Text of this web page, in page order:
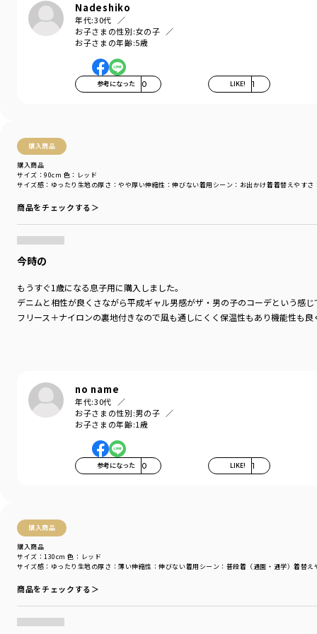
Nadeshiko
年代:30代
お子さまの性別:女の子
お子さまの年齢:5歳
参考になった 0 LIKE! 1
購入商品
購入商品
サイズ感 ：ゆったり 生地の厚さ ：やや厚い伸縮性 ：伸びない着用シーン ：お出かけ着着替えやすさ
サイズ：90cm 色：レッド
商品をチェックする＞
今時の
もうすぐ1歳になる息子用に購入しました。
デニムと相性が良くさながら平成ギャル男感がザ・男の子のコーデという感
フリース＋ナイロンの裏地付きなので風も通しにくく保温性もあり機能性も
no name
年代:30代
お子さまの性別:男の子
お子さまの年齢:1歳
参考になった 0 LIKE! 1
購入商品
購入商品
サイズ感 ：ゆったり 生地の厚さ ：薄い伸縮性 ：伸びない着用シーン ：普段着（通園・通学）着替え
サイズ：130cm 色：レッド
商品をチェックする＞